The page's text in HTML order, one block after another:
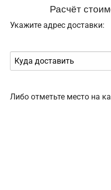
Расчёт
Укажите адрес доставки:
Либо отметьте место на